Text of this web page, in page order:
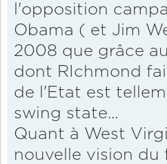
l'opposition
Obama ( et Jim
2008 que grâce
dont RIchmond
de l'Etat est
swing state...
Quant à West
nouvelle vision du